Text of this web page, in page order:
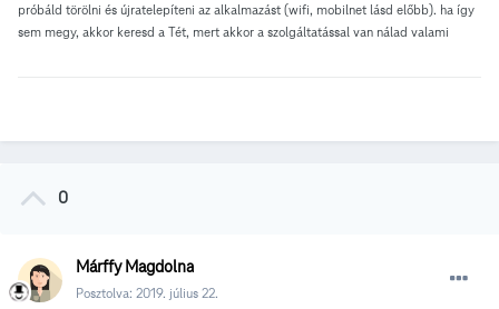
próbáld törölni és újratelepíteni az alkalmazást (wifi, mobilnet lásd előbb). ha így
sem megy, akkor keresd a Tét, mert akkor a szolgáltatással van nálad valami
0
Márffy Magdolna
Posztolva: 2019. július 22.